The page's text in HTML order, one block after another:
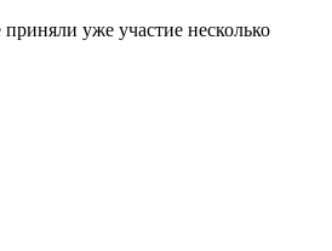
уже участие несколько